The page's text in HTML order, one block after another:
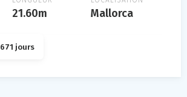
21.60m Mallorca
671 jours